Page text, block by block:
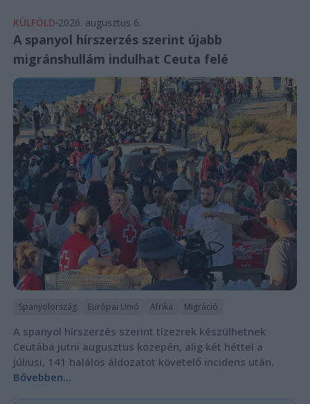
KÜLFÖLD 2026. augusztus 6.
A spanyol hírszerzés szerint újabb
migránshullám indulhat Ceuta felé
Spanyolország Európai Unió Afrika Migráció
A spanyol hírszerzés szerint tízezrek készülhetnek
Ceutába jutni augusztus közepén, alig két héttel a
júliusi, 141 halálos áldozatot követelő incidens után.
Bővebben...